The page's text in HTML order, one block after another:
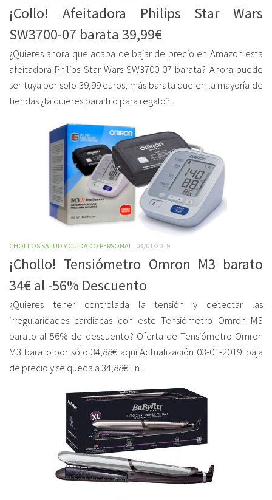
¡Collo! Afeitadora Philips Star Wars
SW3700-07 barata 39,99€
¿Quieres ahora que acaba de bajar de precio en Amazon esta
afeitadora Philips Star Wars SW3700-07 barata? Ahora puede
ser tuya por solo 39,99 euros, más barata que en la mayoría de
tiendas ¿la quieres para ti o para regalo?...
CHOLLOS SALUD Y CUIDADO PERSONAL 03/01/2019
¡Chollo! Tensiómetro Omron M3 barato
34€ al -56% Descuento
¿Quieres tener controlada la tensión y detectar las
irregularidades cardiacas con este Tensiómetro Omron M3
barato al 56% de descuento? Oferta de Tensiómetro Omron
M3 barato por sólo 34,88€ aquí Actualización 03-01-2019: baja
de precio y se queda a 34,88€ En...